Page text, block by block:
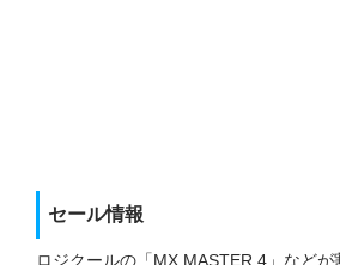
セール情報
ロジクールの「MX MASTER 4」などが